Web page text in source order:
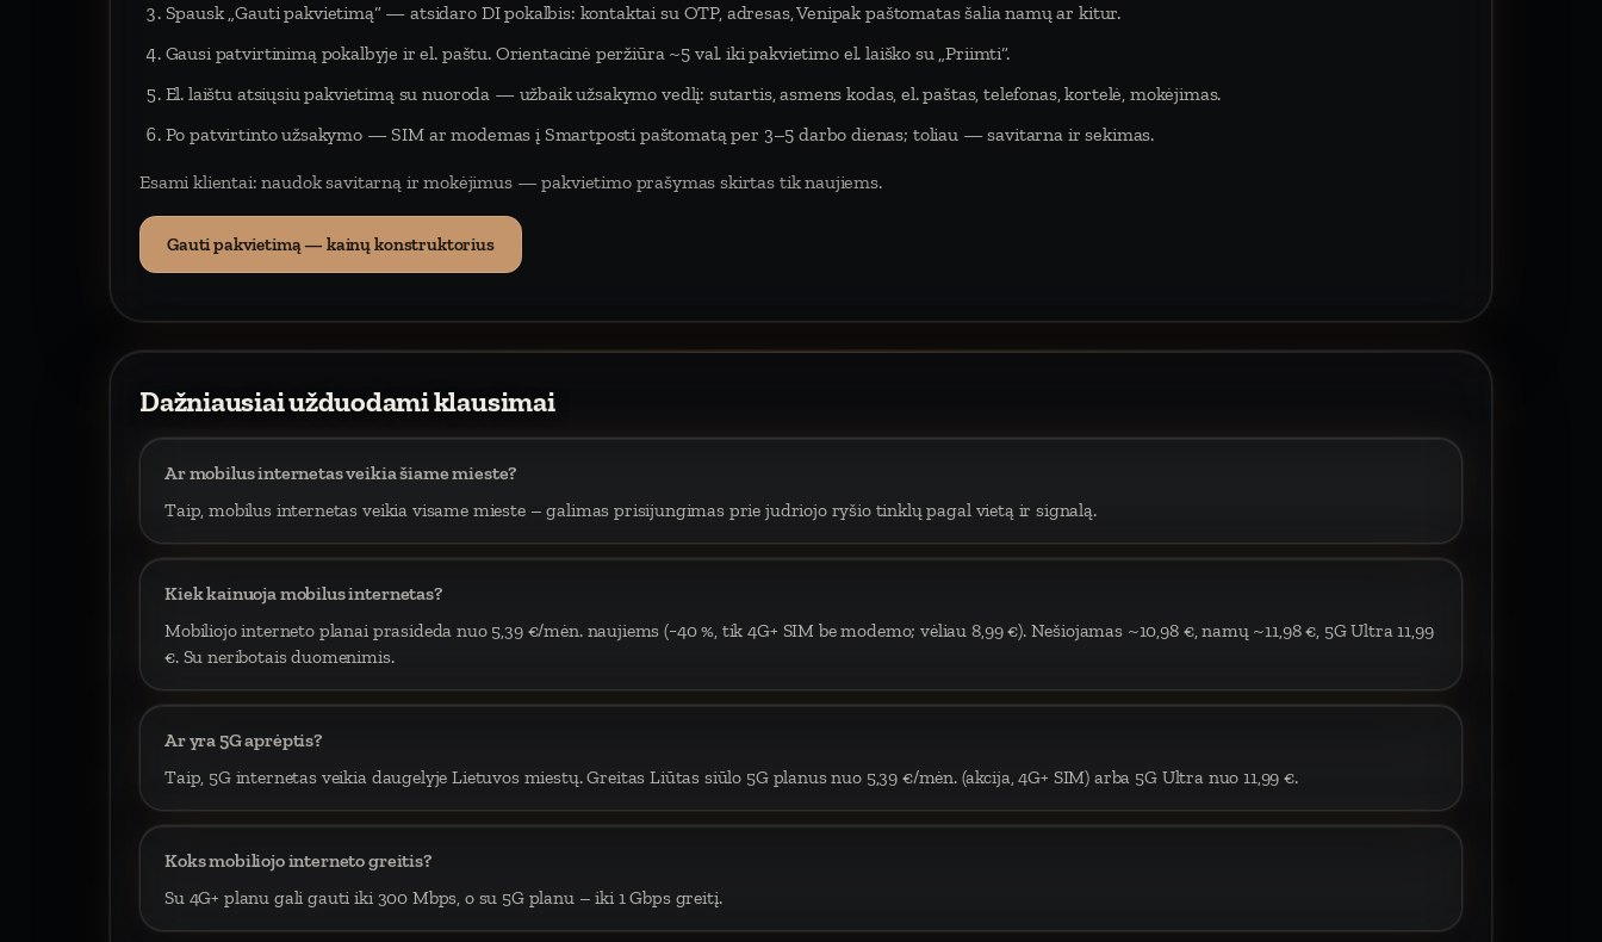
Spausk „Gauti pakvietimą“ — atsidaro DI pokalbis: kontaktai su OTP, adresas, Venipak paštomatas šalia namų ar kitur.
Gausi patvirtinimą pokalbyje ir el. paštu. Orientacinė peržiūra ~5 val. iki pakvietimo el. laiško su „Priimti“.
El. laištu atsiųsiu pakvietimą su nuoroda — užbaik užsakymo vedlį: sutartis, asmens kodas, el. paštas, telefonas, kortelė, mokėjimas.
Po patvirtinto užsakymo — SIM ar modemas į Smartposti paštomatą per 3–5 darbo dienas; toliau — savitarna ir sekimas.
Esami klientai: naudok savitarną ir mokėjimus — pakvietimo prašymas skirtas tik naujiems.
Gauti pakvietimą — kainų konstruktorius
Dažniausiai užduodami klausimai
Ar mobilus internetas veikia šiame mieste?
Taip, mobilus internetas veikia visame mieste – galimas prisijungimas prie judriojo ryšio tinklų pagal vietą ir signalą.
Kiek kainuoja mobilus internetas?
Mobiliojo interneto planai prasideda nuo 5,39 €/mėn. naujiems (−40 %, tik 4G+ SIM be modemo; vėliau 8,99 €). Nešiojamas ~10,98 €, namų ~11,98 €, 5G Ultra 11,99
€. Su neribotais duomenimis.
Ar yra 5G aprėptis?
Taip, 5G internetas veikia daugelyje Lietuvos miestų. Greitas Liūtas siūlo 5G planus nuo 5,39 €/mėn. (akcija, 4G+ SIM) arba 5G Ultra nuo 11,99 €.
Koks mobiliojo interneto greitis?
Su 4G+ planu gali gauti iki 300 Mbps, o su 5G planu – iki 1 Gbps greitį.